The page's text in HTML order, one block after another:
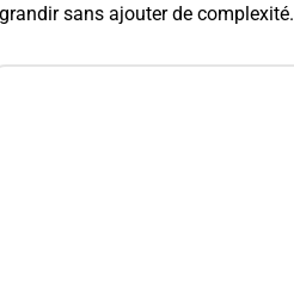
sans ajouter de complexité.